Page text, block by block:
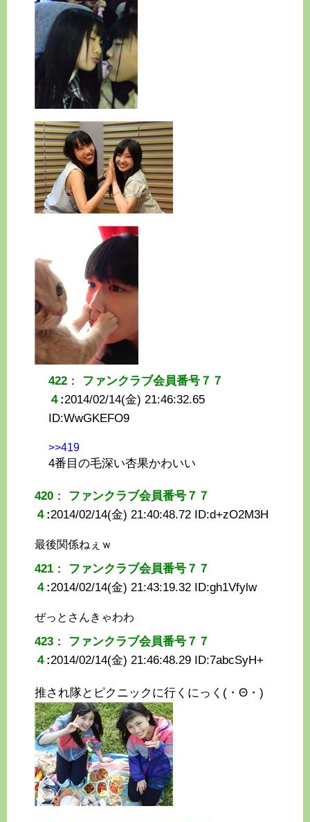
422 ： ファンクラブ会員番号７７
４ :2014/02/14(金) 21:46:32.65
ID:WwGKEFO9
>>419
4番目の毛深い杏果かわいい
420 ： ファンクラブ会員番号７７
４ :2014/02/14(金) 21:40:48.72 ID:d+zO2M3H
最後関係ねぇｗ
421 ： ファンクラブ会員番号７７
４ :2014/02/14(金) 21:43:19.32 ID:gh1Vfylw
ぜっとさんきゃわわ
423 ： ファンクラブ会員番号７７
４ :2014/02/14(金) 21:46:48.29 ID:7abcSyH+
推され隊とピクニックに行くにっく(・Θ・)